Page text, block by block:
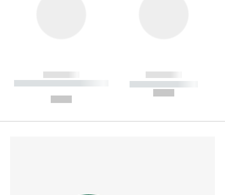
------------
----------- ----------- --------
------------
----------- -----------